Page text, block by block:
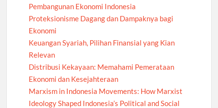
Pembangunan Ekonomi Indonesia
Proteksionisme Dagang dan Dampaknya bagi
Ekonomi
Keuangan Syariah, Pilihan Finansial yang Kian
Relevan
Distribusi Kekayaan: Memahami Pemerataan
Ekonomi dan Kesejahteraan
Marxism in Indonesia Movements: How Marxist
Ideology Shaped Indonesia’s Political and Social